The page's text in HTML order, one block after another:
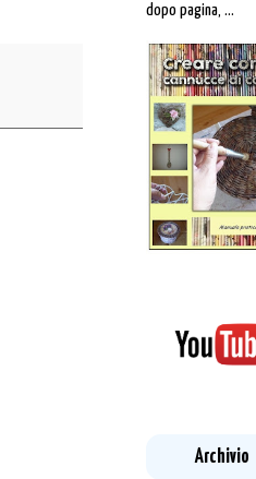
dopo pagina, ...
Archivio